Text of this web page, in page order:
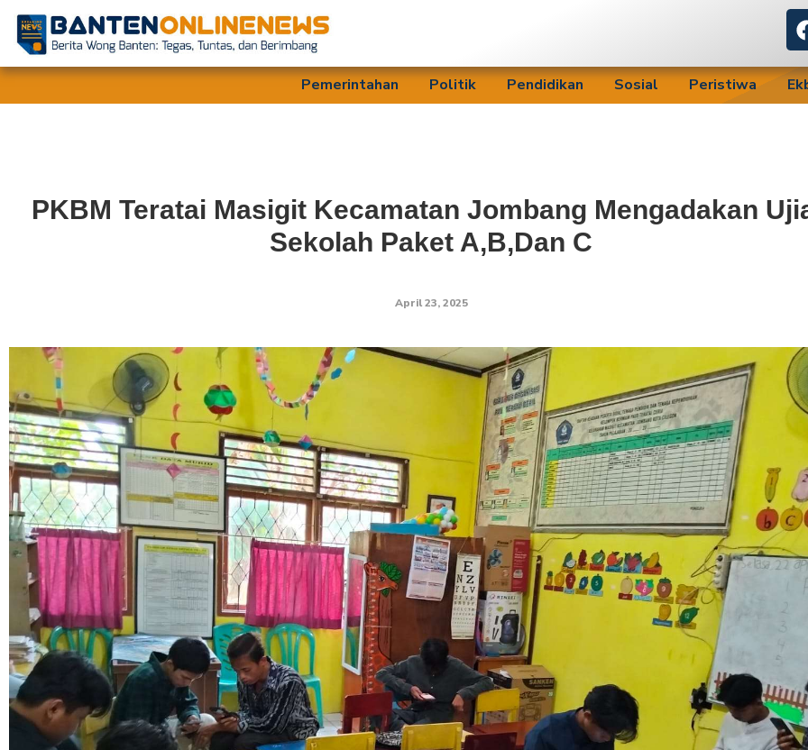
Pemerintahan Politik Pendidikan Sosial Peristiwa
PKBM Teratai Masigit Kecamatan Jombang Mengadakan
Sekolah Paket A,B,Dan C
April 23, 2025